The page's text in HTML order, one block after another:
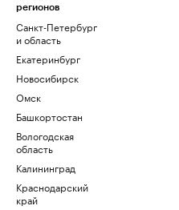
регионов
Санкт-Петербург
и область
Екатеринбург
Новосибирск
Омск
Башкортостан
Вологодская
область
Калининград
Краснодарский
край